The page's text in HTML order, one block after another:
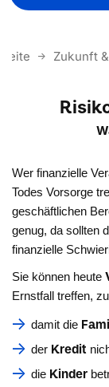
Zukunft
Wer finanzielle
Todes Vorsorge
geschäftlichen
genug, da sollten
finanzielle
Sie können heute
Ernstfall treffen,
damit die
der Kredit
die Kinder